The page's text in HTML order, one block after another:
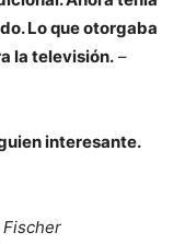
Lo que otorgaba
la televisión. –
interesante.